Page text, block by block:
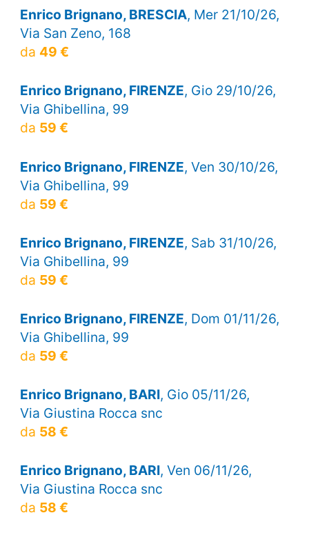
Enrico Brignano, BRESCIA, Mer 21/10/26,
Via San Zeno, 168
da 49 €
Enrico Brignano, FIRENZE, Gio 29/10/26,
Via Ghibellina, 99
da 59 €
Enrico Brignano, FIRENZE, Ven 30/10/26,
Via Ghibellina, 99
da 59 €
Enrico Brignano, FIRENZE, Sab 31/10/26,
Via Ghibellina, 99
da 59 €
Enrico Brignano, FIRENZE, Dom 01/11/26,
Via Ghibellina, 99
da 59 €
Enrico Brignano, BARI, Gio 05/11/26,
Via Giustina Rocca snc
da 58 €
Enrico Brignano, BARI, Ven 06/11/26,
Via Giustina Rocca snc
da 58 €